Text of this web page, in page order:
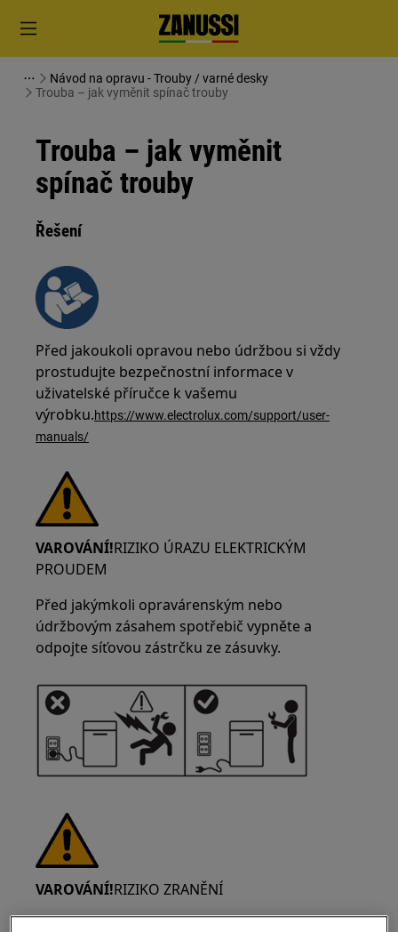
Návod na opravu - Trouby / varné desky
Trouba – jak vyměnit spínač trouby
Trouba – jak vyměnit
spínač trouby
Řešení
Před jakoukoli opravou nebo údržbou si vždy
prostudujte bezpečnostní informace v
uživatelské příručce k vašemu
výrobku.https://www.electrolux.com/support/user-
manuals/
VAROVÁNÍ!RIZIKO ÚRAZU ELEKTRICKÝM
PROUDEM
Před jakýmkoli opravárenským nebo
údržbovým zásahem spotřebič vypněte a
odpojte síťovou zástrčku ze zásuvky.
VAROVÁNÍ!RIZIKO ZRANĚNÍ